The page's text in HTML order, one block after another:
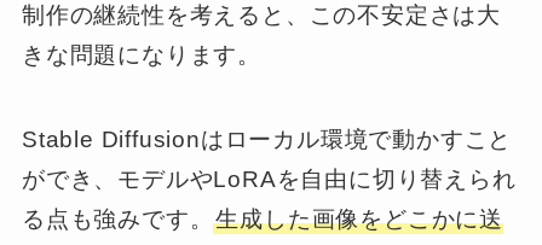
制作の継続性を考えると、この不安定さは大
きな問題になります。
Stable Diffusionはローカル環境で動かすこと
ができ、モデルやLoRAを自由に切り替えられ
る点も強みです。生成した画像をどこかに送